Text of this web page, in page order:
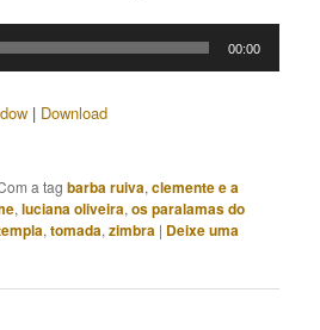
00:00
| Download
a tagbarba ruiva,clemente e a
,luciana oliveira,os paralamas do
,tomada,zimbra | Deixe uma